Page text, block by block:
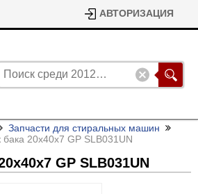
АВТОРИЗАЦИЯ
Запчасти для стиральных машин
бака 20x40x7 GP SLB031UN
GP SLB031UN